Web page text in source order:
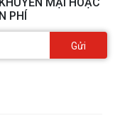
PHÍ
Gửi